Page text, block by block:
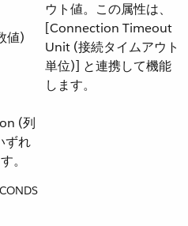
値)
ウト値。この属性は、
[Connection Timeout
Unit (接続タイムアウト
単位)] と連携して機能
します。
(列
ずれ
。